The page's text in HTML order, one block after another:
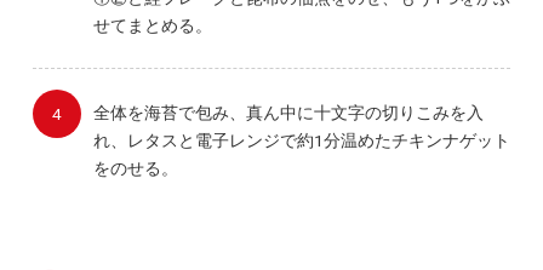
せてまとめる。
全体を海苔で包み、真ん中に十文字の切りこみを入
れ、レタスと電子レンジで約1分温めたチキンナゲット
をのせる。